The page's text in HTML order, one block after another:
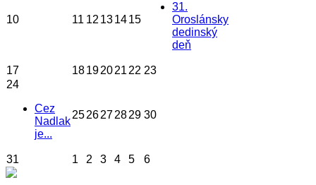
10 11 12 131415
31.
Oroslánsky
dedinský
deň
17 18192021 22 23
24
Cez
Nadlak
je...
2526272829 30
31 1 2 3 4 5 6